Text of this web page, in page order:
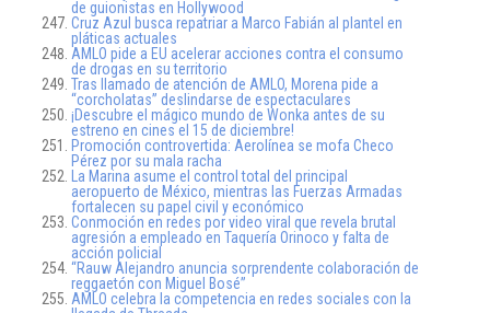
de guionistas en Hollywood
Cruz Azul busca repatriar a Marco Fabián al plantel en
pláticas actuales
AMLO pide a EU acelerar acciones contra el consumo
de drogas en su territorio
Tras llamado de atención de AMLO, Morena pide a
“corcholatas” deslindarse de espectaculares
¡Descubre el mágico mundo de Wonka antes de su
estreno en cines el 15 de diciembre!
Promoción controvertida: Aerolínea se mofa Checo
Pérez por su mala racha
La Marina asume el control total del principal
aeropuerto de México, mientras las Fuerzas Armadas
fortalecen su papel civil y económico
Conmoción en redes por video viral que revela brutal
agresión a empleado en Taquería Orinoco y falta de
acción policial
“Rauw Alejandro anuncia sorprendente colaboración de
reggaetón con Miguel Bosé”
AMLO celebra la competencia en redes sociales con la